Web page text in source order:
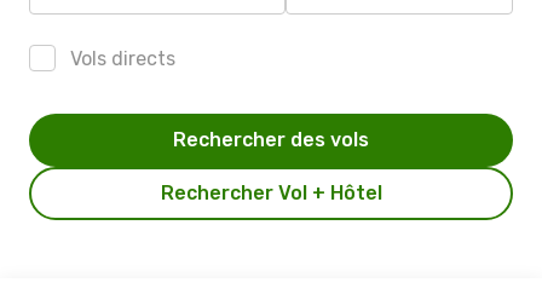
Vols directs
Rechercher Vol + Hôtel
Rechercher des vols